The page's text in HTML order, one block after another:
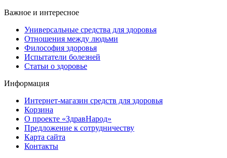
Важное и интересное
Универсальные средства для здоровья
Отношения между людьми
Философия здоровья
Испытатели болезней
Статьи о здоровье
Информация
Интернет-магазин средств для здоровья
Корзина
О проекте «ЗдравНарод»
Предложение к сотрудничеству
Карта сайта
Контакты